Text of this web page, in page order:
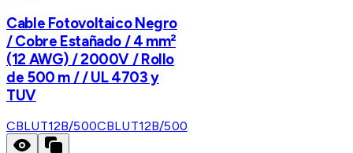
Cable Fotovoltaico Negro
/ Cobre Estañado / 4 mm²
(12 AWG) / 2000V / Rollo
de 500 m / / UL 4703 y
TUV
CBLUT12B/500CBLUT12B/500